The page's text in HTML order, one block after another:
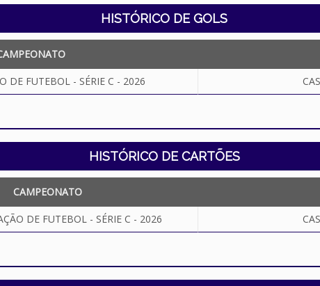
HISTÓRICO DE GOLS
DE FUTEBOL - SÉRIE C - 2026
HISTÓRICO DE CARTÕES
CAMPEONATO
DE FUTEBOL - SÉRIE C - 2026